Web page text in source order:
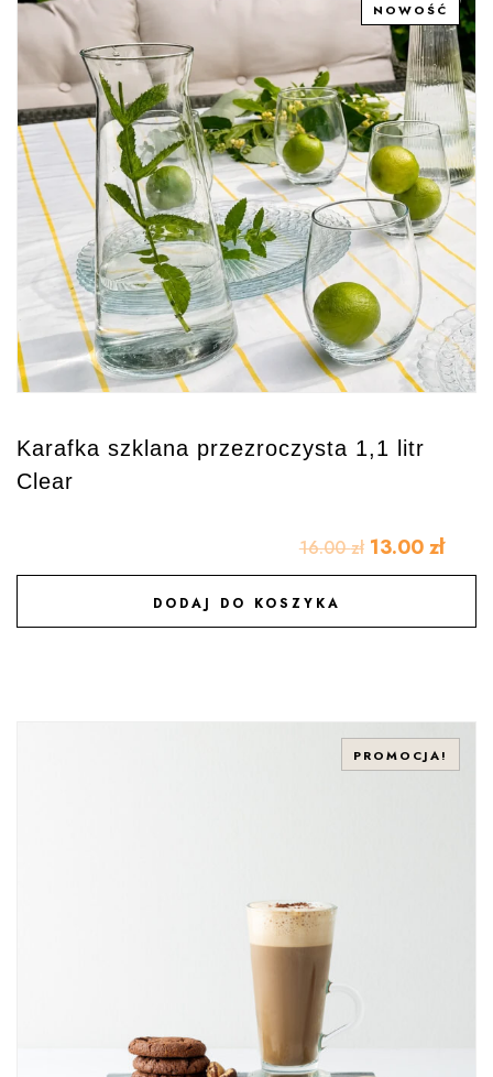
NOWOŚĆ
Karafka szklana przezroczysta 1,1 litr
Clear
16.00zł 13.00 zł
DODAJ DO KOSZYKA
DODAJ DO ULUBIONYCH
PROMOCJA!